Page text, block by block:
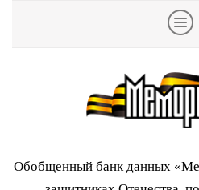
Обобщенный банк данных